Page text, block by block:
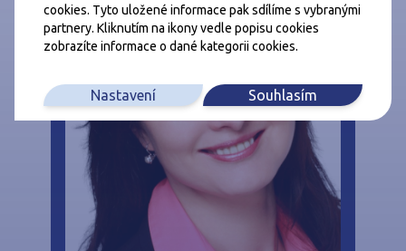
cookies. Tyto uložené informace pak sdílíme s vybranými
partnery. Kliknutím na ikony vedle popisu cookies
zobrazíte informace o dané kategorii cookies.
Nastavení Souhlasím